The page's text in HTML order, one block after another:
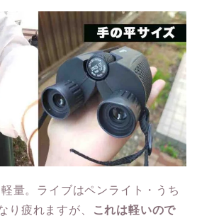
量。ライブはペンライト・うち
り疲れますが、
これは軽いので